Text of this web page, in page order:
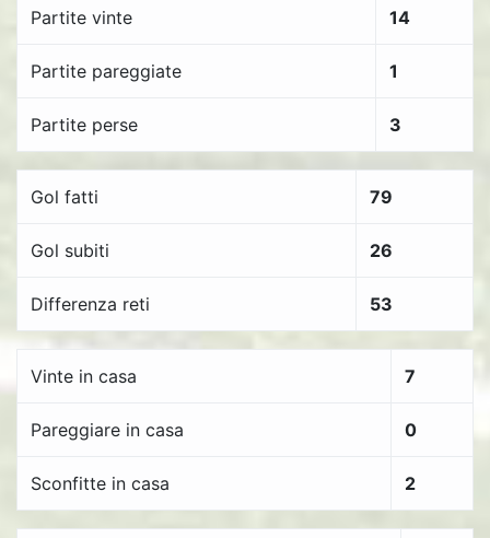
Partite vinte 14
Partite pareggiate 1
Partite perse 3
Gol fatti 79
Gol subiti 26
Differenza reti 53
Vinte in casa 7
Pareggiare in casa 0
Sconfitte in casa 2